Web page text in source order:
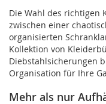
Die Wahl des richtigen
zwischen einer
organisierten
Kollektion von
Diebstahlsicherungen
Organisation für Ihre
Mehr als nur